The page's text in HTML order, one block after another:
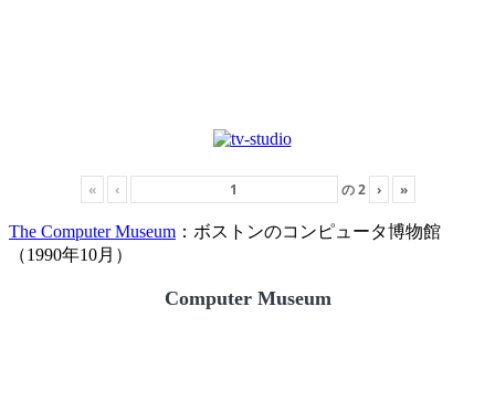
« ‹ の2 › »
The Computer Museum ：ボストンのコンピュータ博物館
（1990年10月）
Computer Museum